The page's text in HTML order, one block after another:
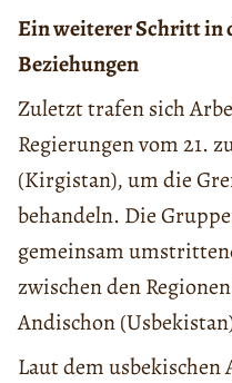
Ein weiterer Schritt in
Beziehungen
Zuletzt trafen sich
Regierungen vom 21.
(Kirgistan), um die
behandeln. Die
gemeinsam
zwischen den
Andischon
Laut dem